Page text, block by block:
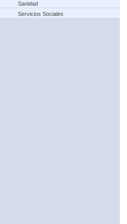
Sanidad
Servicios Sociales